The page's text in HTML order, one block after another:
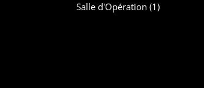
Salle d'Opération (1)